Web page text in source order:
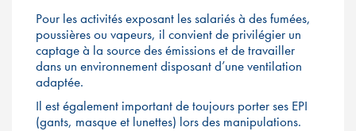
Pour les activités exposant les salariés à des fumées,
poussières ou vapeurs, il convient de privilégier un
captage à la source des émissions et de travailler
dans un environnement disposant d’une ventilation
adaptée.
Il est également important de toujours porter ses EPI
(gants, masque et lunettes) lors des manipulations.